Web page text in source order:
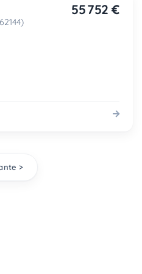
55 752 €
>